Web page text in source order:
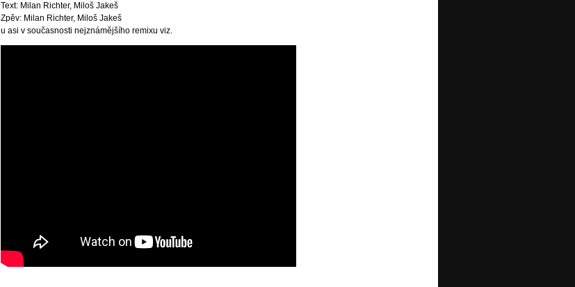
Text: Milan Richter, Miloš Jakeš
Zpěv: Milan Richter, Miloš Jakeš
u asi v současnosti nejznámějšího remixu viz.